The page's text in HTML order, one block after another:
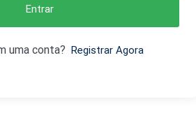
Entrar
uma conta? Registrar Agora